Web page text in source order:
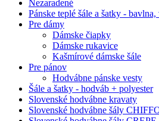
Nezaradené
Pánske teplé šále a šatky - bavlna,
Pre dámy
Dámske čiapky
Dámske rukavice
Kašmírové dámske šále
Pre pánov
Hodvábne pánske vesty
Šále a šatky - hodváb + polyester
Slovenské hodvábne kravaty
Slovenské hodvábne šály